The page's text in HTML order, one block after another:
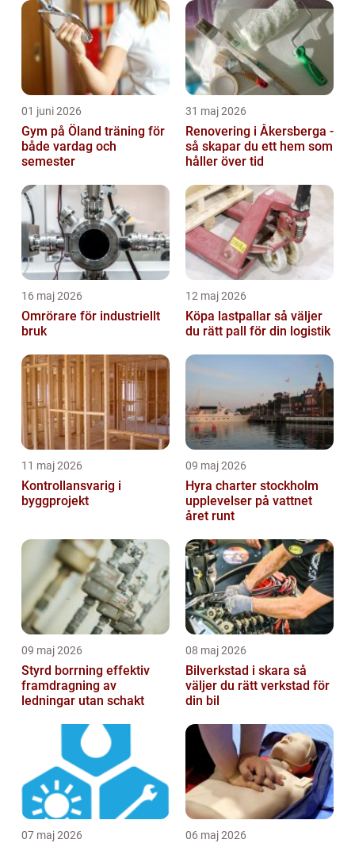
01 juni 2026
Gym på Öland träning för
både vardag och
semester
31 maj 2026
Renovering i Åkersberga -
så skapar du ett hem som
håller över tid
16 maj 2026
Omrörare för industriellt
bruk
12 maj 2026
Köpa lastpallar så väljer
du rätt pall för din logistik
11 maj 2026
Kontrollansvarig i
byggprojekt
09 maj 2026
Hyra charter stockholm
upplevelser på vattnet
året runt
09 maj 2026
Styrd borrning effektiv
framdragning av
ledningar utan schakt
08 maj 2026
Bilverkstad i skara så
väljer du rätt verkstad för
din bil
07 maj 2026 06 maj 2026